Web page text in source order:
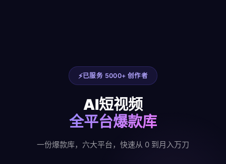
已服务 5000+ 创作者
AI短视频
全平台爆款库
一份爆款库，六大平台，快速从 0 到月入万刀